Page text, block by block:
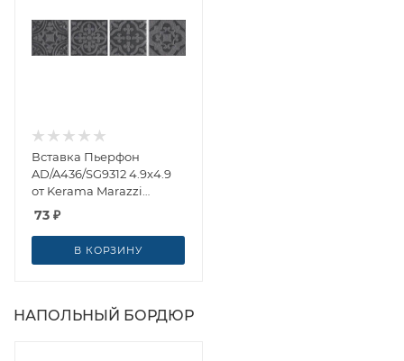
Вставка Пьерфон
AD/A436/SG9312 4.9x4.9
от Kerama Marazzi
(Россия)
73 ₽
В КОРЗИНУ
НАПОЛЬНЫЙ БОРДЮР